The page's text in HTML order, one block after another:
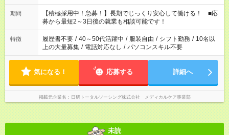
い」 「余裕を持って夕飯の準備がしたい」 「できれば残業はし
たくない」 など、ご希望を教えてくださいね。 ※Wワーク希望
の方へ 今ご覧のお仕事で希望する勤務時間と、もう1つのお仕事
の勤務時間。 合計で週40時間を超える場合は応募できません。
期間
【積極採用中！急募！】長期でじっくり安心して働ける！ ■応
募から最短2～3日後の就業も相談可能です！
特徴 履歴書不要 / 40～50代活躍中 / 服装自由 / シフト勤務 / 10名以
上の大量募集 / 電話対応なし / パソコンスキル不要
気になる！ 応募する 詳細へ
掲載元企業名 日研トータルソーシング株式会社 メディカルケア事業部
未読